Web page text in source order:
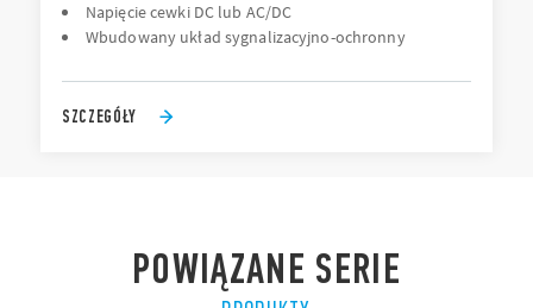
Napięcie cewki DC lub AC/DC
Wbudowany układ sygnalizacyjno-ochronny
SZCZEGÓŁY
POWIĄZANE SERIE